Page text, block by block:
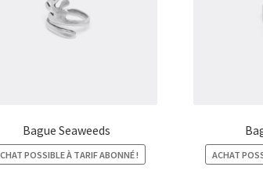
Bague Seaweeds
POSSIBLE À TARIF ABONNÉ ! ACHAT